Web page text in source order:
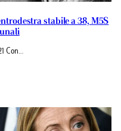
stabile a 38, M5S
Con…